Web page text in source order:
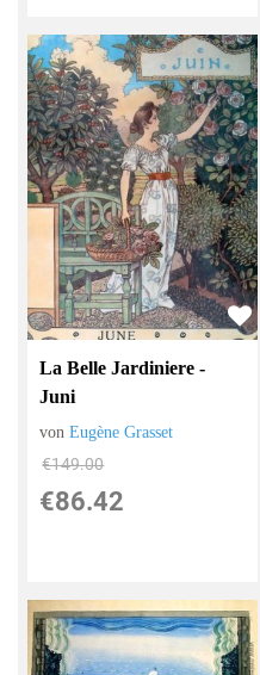
La Belle Jardiniere -
Juni
vonEugène Grasset
€149.00
€86.42